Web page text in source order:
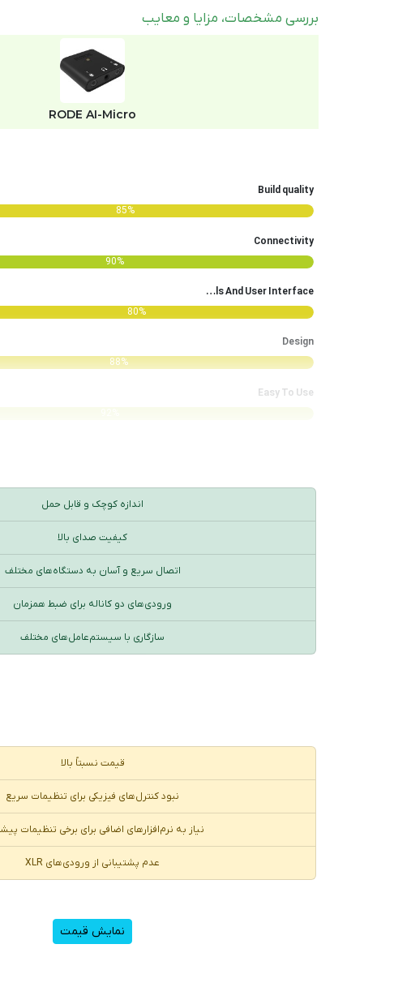
بررسی مشخصات، مزایا و معایب
RODE AI-Micro
Build quality
85%
Connectivity
90%
Controls And User Interface
80%
Design
88%
Easy To Use
اندازه کوچک و قابل حمل
کیفیت صدای بالا
اتصال سریع و آسان به دستگاه‌های مختلف
ورودی‌های دو کاناله برای ضبط همزمان
سازگاری با سیستم‌عامل‌های مختلف
قیمت نسبتاً بالا
نبود کنترل‌های فیزیکی برای تنظیمات سریع
نیاز به نرم‌افزارهای اضافی برای برخی تنظیمات
عدم پشتیبانی از ورودی‌های XLR
نمایش قیمت